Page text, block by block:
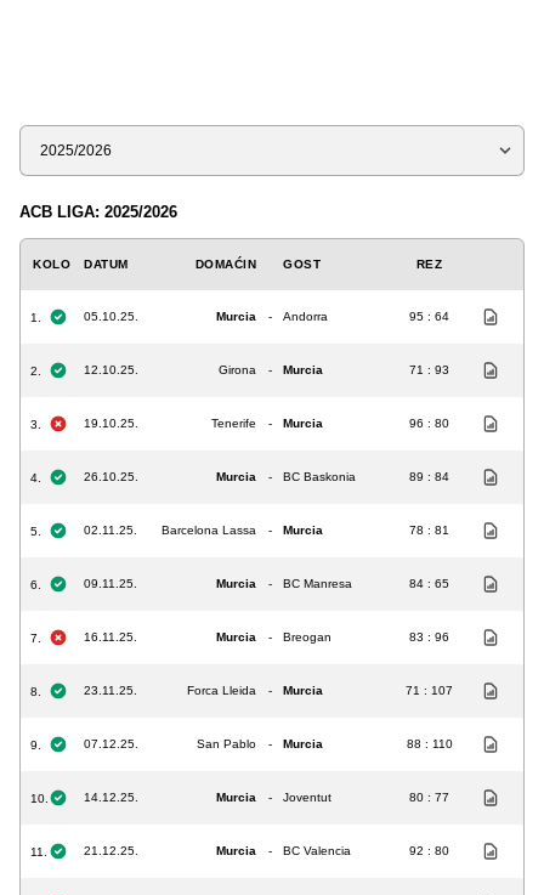
Sezona
ACB LIGA: 2025/2026
KOLO DATUM DOMAĆIN GOST REZ
1. 05.10.25. Murcia - Andorra 95 : 64
2. 12.10.25. Girona - Murcia 71 : 93
3. 19.10.25. Tenerife - Murcia 96 : 80
4. 26.10.25. Murcia - BC Baskonia 89 : 84
5. 02.11.25. Barcelona Lassa - Murcia 78 : 81
6. 09.11.25. Murcia - BC Manresa 84 : 65
7. 16.11.25. Murcia - Breogan 83 : 96
8. 23.11.25. Forca Lleida - Murcia 71 : 107
9. 07.12.25. San Pablo - Murcia 88 : 110
10. 14.12.25. Murcia - Joventut 80 : 77
11. 21.12.25. Murcia - BC Valencia 92 : 80